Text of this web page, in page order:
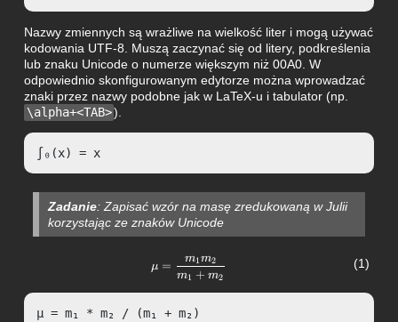
Nazwy zmiennych są wrażliwe na wielkość liter i mogą używać
kodowania UTF-8. Muszą zaczynać się od litery, podkreślenia
lub znaku Unicode o numerze większym niż 00A0. W
odpowiednio skonfigurowanym edytorze można wprowadzać
znaki przez nazwy podobne jak w LaTeX-u i tabulator (np.
\alpha+<TAB>).
∫₀(x) = x
Zadanie: Zapisać wzór na masę zredukowaną w Julii
korzystając ze znaków Unicode
\mu =
\frac{
{m}_{1}
{m}_{2}
μ =
m1 + m2
m1m2
μ = m₁ * m₂ / (m₁ + m₂)